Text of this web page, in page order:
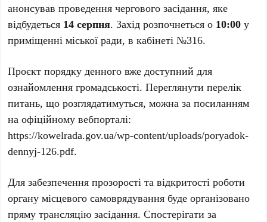
анонсував проведення чергового засідання, яке
відбудеться 14 серпня. Захід розпочнеться о 10:00 у
приміщенні міської ради, в кабінеті №316.
Проєкт порядку денного вже доступний для
ознайомлення громадськості. Переглянути перелік
питань, що розглядатимуться, можна за посиланням
на офіційному вебпорталі:
https://kowelrada.gov.ua/wp-content/uploads/poryadok-
dennyj-126.pdf.
Для забезпечення прозорості та відкритості роботи
органу місцевого самоврядування буде організовано
пряму трансляцію засідання. Спостерігати за